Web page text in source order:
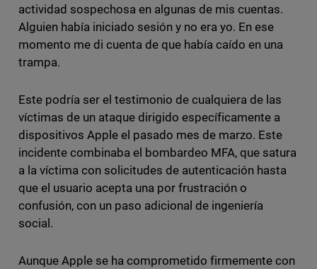
actividad sospechosa en algunas de mis cuentas.
Alguien había iniciado sesión y no era yo. En ese
momento me di cuenta de que había caído en una
trampa.
Este podría ser el testimonio de cualquiera de las
víctimas de un ataque dirigido específicamente a
dispositivos Apple el pasado mes de marzo. Este
incidente combinaba el bombardeo MFA, que satura
a la víctima con solicitudes de autenticación hasta
que el usuario acepta una por frustración o
confusión, con un paso adicional de ingeniería
social.
Aunque Apple se ha comprometido firmemente con